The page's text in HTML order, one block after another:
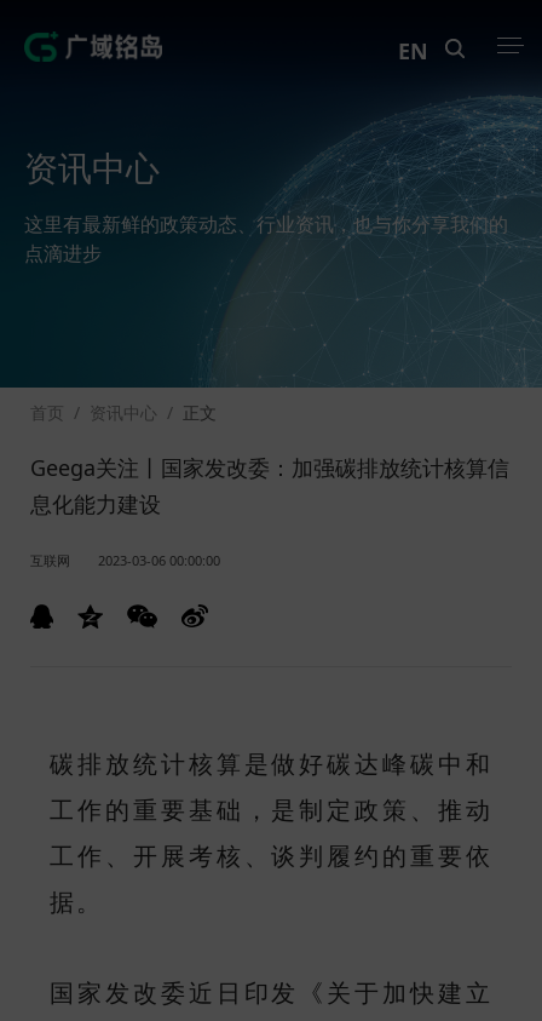
解决方案
案例中心
关于Geega
EN
资讯中心
这里有最新鲜的政策动态、行业资讯，也与你分享我们的
点滴进步
首页 / 资讯中心 / 正文
Geega关注丨国家发改委：加强碳排放统计核算信
息化能力建设
互联网 2023-03-06 00:00:00
碳排放统计核算是做好碳达峰碳中和
工作的重要基础，是制定政策、推动
工作、开展考核、谈判履约的重要依
据。
国家发改委近日印发《关于加快建立